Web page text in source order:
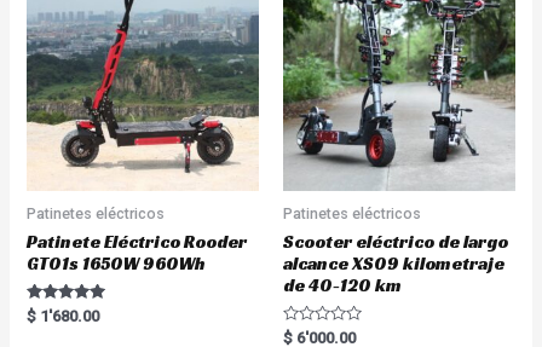
Patinetes eléctricos
Patinete Eléctrico Rooder
GT01s 1650W 960Wh
Rated
5.00
$ 1'680.00
Patinetes eléctricos
Scooter eléctrico de largo
alcance XS09 kilometraje
de 40-120 km
R
$ 6'000.00